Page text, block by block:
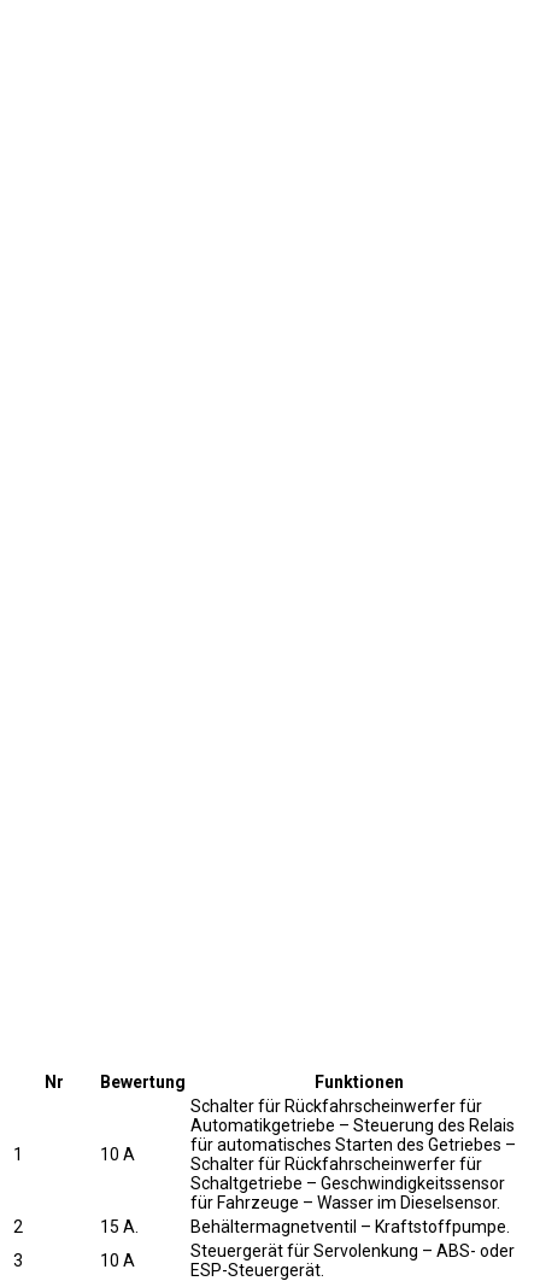
Nr Bewertung Funktionen
1 10 A
Schalter für Rückfahrscheinwerfer für
Automatikgetriebe – Steuerung des Relais
für automatisches Starten des Getriebes –
Schalter für Rückfahrscheinwerfer für
Schaltgetriebe – Geschwindigkeitssensor
für Fahrzeuge – Wasser im Dieselsensor.
2
15 A.
Behältermagnetventil – Kraftstoffpumpe.
3
10 A
Steuergerät für Servolenkung – ABS- oder
ESP-Steuergerät.